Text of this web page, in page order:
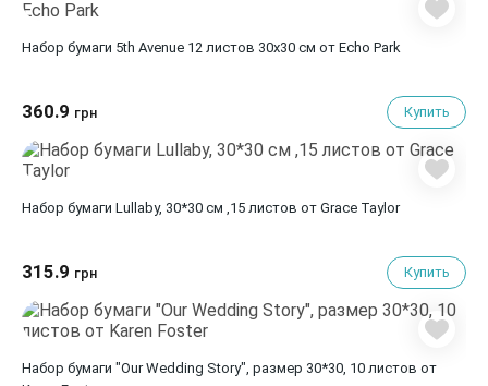
Набор бумаги 5th Avenue 12 листов 30х30 см от Echo Park
360.9 грн Купить
Набор бумаги Lullaby, 30*30 см ,15 листов от Grace Taylor
315.9 грн Купить
Набор бумаги "Our Wedding Story", размер 30*30, 10 листов от